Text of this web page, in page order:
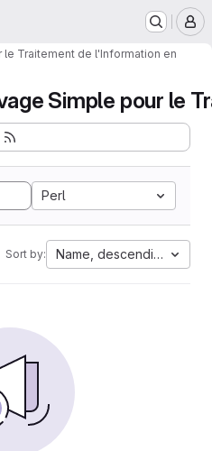
Traitement de l'Information en
Simple pour le
Perl
Sort by: Name, descending